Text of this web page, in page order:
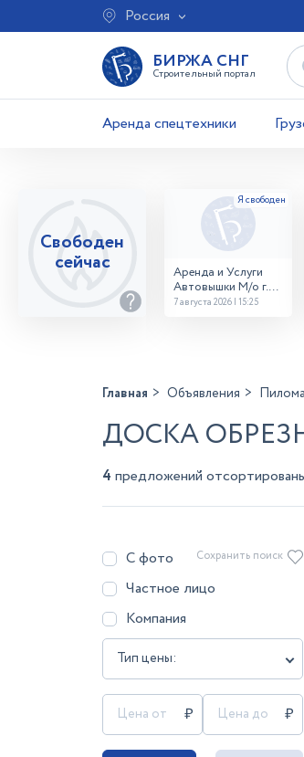
Россия
БИРЖА СНГ
Строительный портал
Аренда спецтехники
Свободен
сейчас
Аренда и Услуги
Автовышки М/о г.
Домодедово
7 августа 2026 | 15:25
Главная Объявления
ДОСКА
4 предложений
С фото
Частное лицо
Компания
Тип цены:
Сохранить поиск